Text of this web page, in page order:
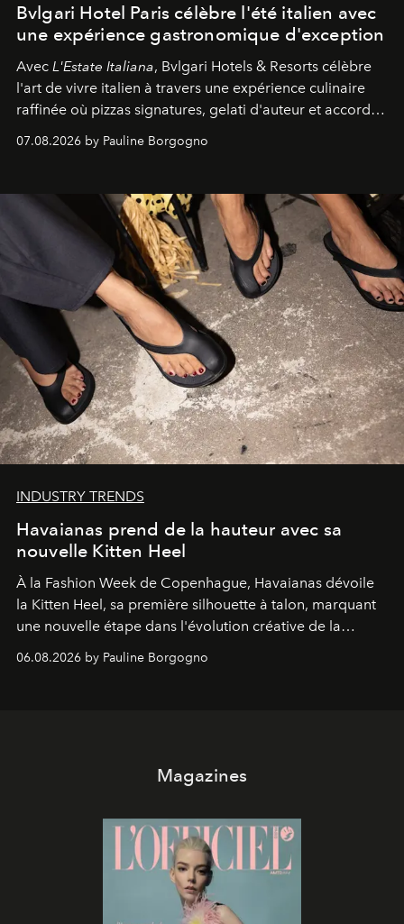
Bvlgari Hotel Paris célèbre l'été italien avec
une expérience gastronomique d'exception
Avec L'Estate Italiana, Bvlgari Hotels & Resorts célèbre
l'art de vivre italien à travers une expérience culinaire
raffinée où pizzas signatures, gelati d'auteur et accords
d'exception composent un véritable voyage sensoriel.
07.08.2026 by Pauline Borgogno
INDUSTRY TRENDS
Havaianas prend de la hauteur avec sa
nouvelle Kitten Heel
À la Fashion Week de Copenhague, Havaianas dévoile
la Kitten Heel, sa première silhouette à talon, marquant
une nouvelle étape dans l'évolution créative de la
06.08.2026 by Pauline Borgogno
Magazines